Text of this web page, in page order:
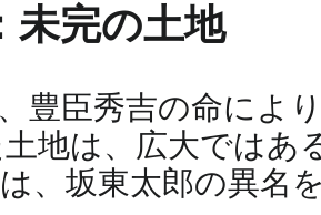
未完の土地
豊臣秀吉の命によ
地は、広大ではあ
、坂東太郎の異名